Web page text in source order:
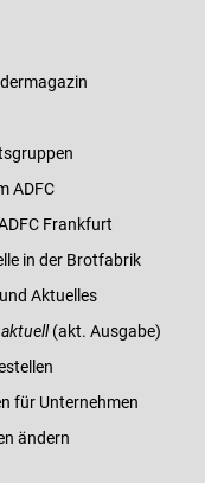
ADFC
Frankfurt
in der Brotfabrik
Aktuelles
aktuell(akt. Ausgabe)
für Unternehmen
ändern